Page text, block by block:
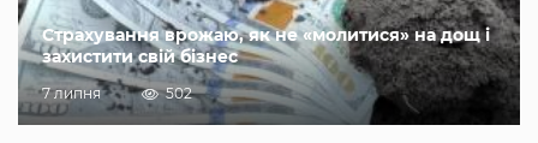
Страхування врожаю, як не «молитися» на дощ і
захистити свій бізнес
7 липня 502